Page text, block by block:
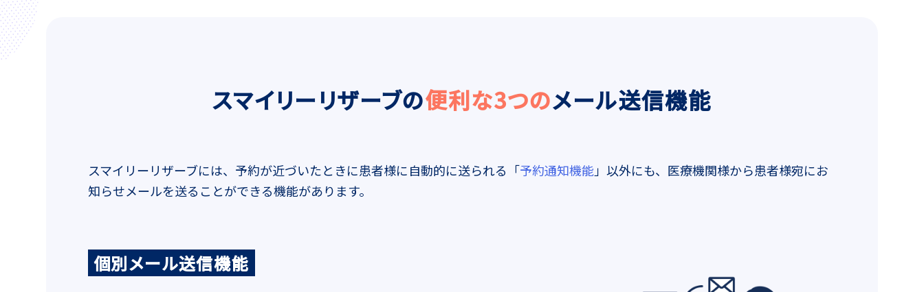
スマイリーリザーブの便利な3つのメール送信機能
スマイリーリザーブには、予約が近づいたときに患者様に自動的に送られる「予約通知機能」以外にも、医療機関様から患者様宛にお
知らせメールを送ることができる機能があります。
個別メール送信機能